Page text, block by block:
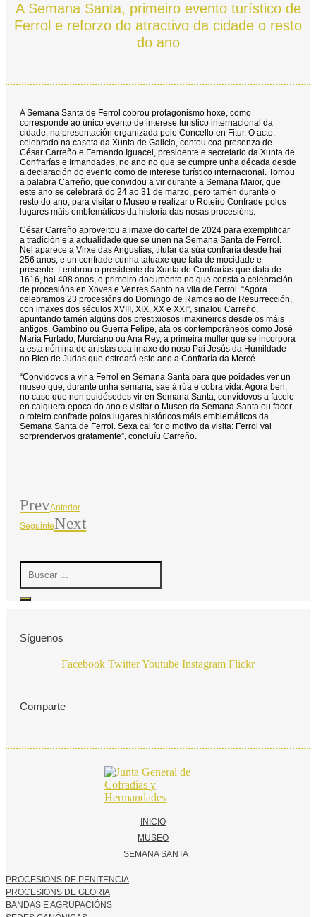
A Semana Santa, primeiro evento turístico de
Ferrol e reforzo do atractivo da cidade o resto
do ano
A Semana Santa de Ferrol cobrou protagonismo hoxe, como
corresponde ao único evento de interese turístico internacional da
cidade, na presentación organizada polo Concello en Fitur. O acto,
celebrado na caseta da Xunta de Galicia, contou coa presenza de
César Carreño e Fernando Iguacel, presidente e secretario da Xunta de
Confrarías e Irmandades, no ano no que se cumpre unha década desde
a declaración do evento como de interese turístico internacional. Tomou
a palabra Carreño, que convidou a vir durante a Semana Maior, que
este ano se celebrará do 24 ao 31 de marzo, pero tamén durante o
resto do ano, para visitar o Museo e realizar o Roteiro Confrade polos
lugares máis emblemáticos da historia das nosas procesións.
César Carreño aproveitou a imaxe do cartel de 2024 para exemplificar
a tradición e a actualidade que se unen na Semana Santa de Ferrol.
Nel aparece a Virxe das Angustias, titular da súa confraría desde hai
256 anos, e un confrade cunha tatuaxe que fala de mocidade e
presente. Lembrou o presidente da Xunta de Confrarías que data de
1616, hai 408 anos, o primeiro documento no que consta a celebración
de procesións en Xoves e Venres Santo na vila de Ferrol. “Agora
celebramos 23 procesións do Domingo de Ramos ao de Resurrección,
con imaxes dos séculos XVIII, XIX, XX e XXI”, sinalou Carreño,
apuntando tamén algúns dos prestixiosos imaxineiros desde os máis
antigos, Gambino ou Guerra Felipe, ata os contemporáneos como José
María Furtado, Murciano ou Ana Rey, a primeira muller que se incorpora
a esta nómina de artistas coa imaxe do noso Pai Jesús da Humildade
no Bico de Judas que estreará este ano a Confraría da Mercé.
“Convídovos a vir a Ferrol en Semana Santa para que poidades ver un
museo que, durante unha semana, sae á rúa e cobra vida. Agora ben,
no caso que non puidésedes vir en Semana Santa, convídovos a facelo
en calquera epoca do ano e visitar o Museo da Semana Santa ou facer
o roteiro confrade polos lugares históricos máis emblemáticos da
Semana Santa de Ferrol. Sexa cal for o motivo da visita: Ferrol vai
sorprendervos gratamente”, concluíu Carreño.
PrevAnterior
SeguinteNext
Search
Síguenos
Facebook TwitterYoutube Instagram Flickr
Comparte
INICIO
MUSEO
SEMANA SANTA
PROCESIONS DE PENITENCIA
PROCESIÓNS DE GLORIA
BANDAS E AGRUPACIÓNS